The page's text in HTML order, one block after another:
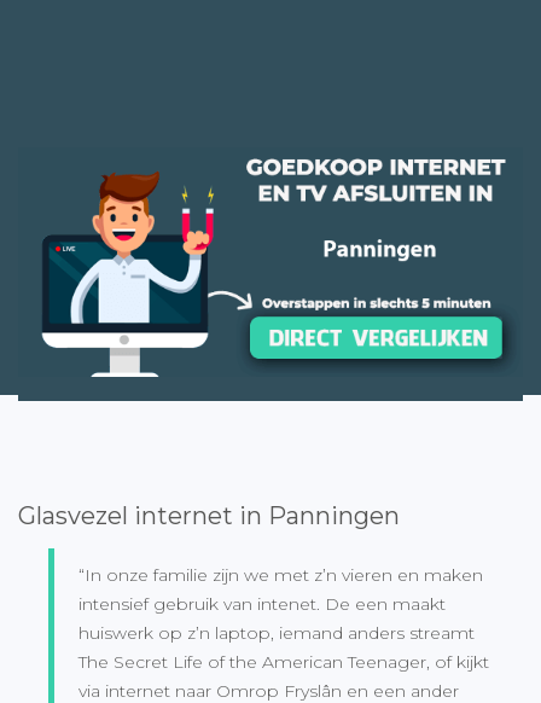
Glasvezel internet in Panningen
“In onze familie zijn we met z’n vieren en maken
intensief gebruik van intenet. De een maakt
huiswerk op z’n laptop, iemand anders streamt
The Secret Life of the American Teenager, of kijkt
via internet naar Omrop Fryslân en een ander